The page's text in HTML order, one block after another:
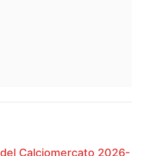
Calciomercato 2026-